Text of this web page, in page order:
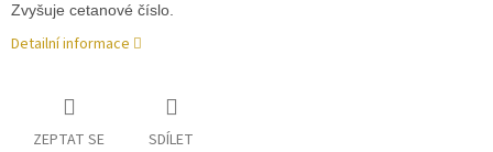
Zvyšuje cetanové číslo.
Detailní informace
ZEPTAT SE SDÍLET